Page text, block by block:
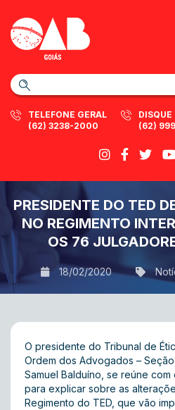
TELEFONE GERAL
(62) 3238-2000
DISQUE
(62)
PRESIDENTE DO TED
NO REGIMENTO
OS 76
18/02/2020
O presidente do Tribunal de
Ordem dos Advogados – Seção
Samuel Balduíno, se reúne
para explicar sobre as
Regimento do TED, que vão